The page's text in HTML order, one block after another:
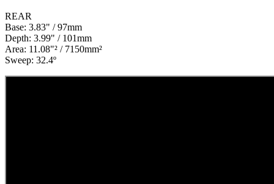
REAR
Base: 3.83" / 97mm
Depth: 3.99" / 101mm
Area: 11.08"² / 7150mm²
Sweep: 32.4º